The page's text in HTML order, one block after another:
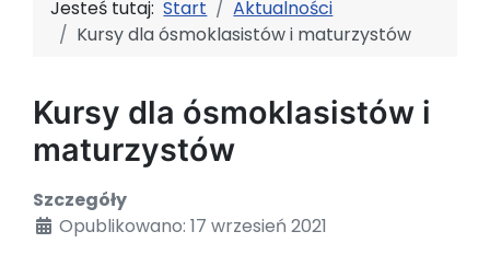
Jesteś tutaj:Start
Aktualności
Kursy dla ósmoklasistów i maturzystów
Kursy dla ósmoklasistów i
maturzystów
Szczegóły
Opublikowano: 17 wrzesień 2021